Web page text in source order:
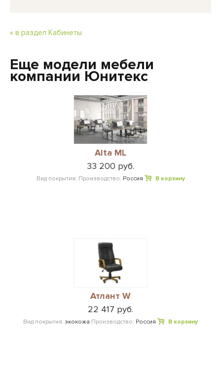
« в раздел Кабинеты
Еще модели мебели
компании Юнитекс
Alta ML
33 200 руб.
Вид покрытия: Производство: Россия В корзину
Атлант W
22 417 руб.
Вид покрытия: экокожа Производство: Россия В корзину